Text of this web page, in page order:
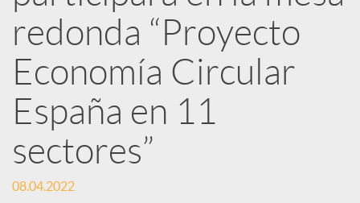
e
d
e
s
redonda “Proyecto
Economía Circular
España en 11
sectores”
08.04.2022